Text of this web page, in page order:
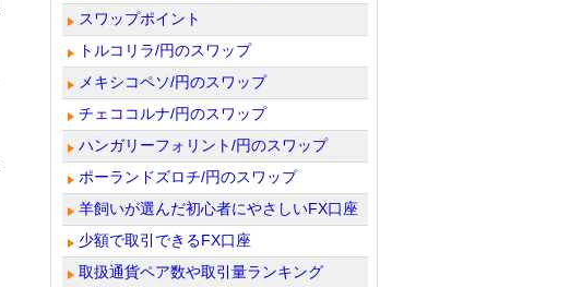
スワップポイント
トルコリラ/円のスワップ
メキシコペソ/円のスワップ
チェココルナ/円のスワップ
ハンガリーフォリント/円のスワップ
ポーランドズロチ/円のスワップ
羊飼いが選んだ初心者にやさしいFX口座
少額で取引できるFX口座
取扱通貨ペア数や取引量ランキング